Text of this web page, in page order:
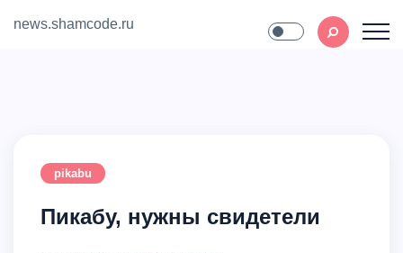
news.shamcode.ru
pikabu
Пикабу, нужны свидетели